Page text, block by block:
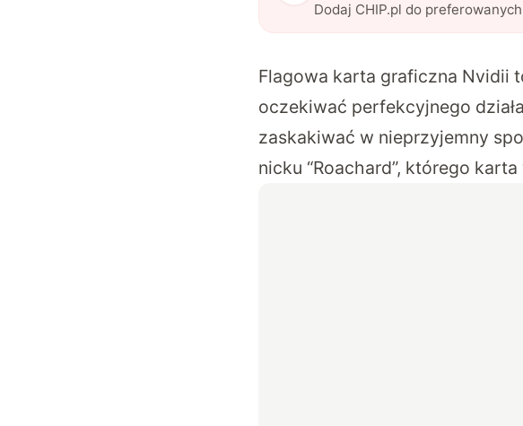
Dodaj CHIP.pl do
Flagowa karta graficzna Nvidii
oczekiwać perfekcyjnego
zaskakiwać w nieprzyjemny
nicku “Roachard”, którego